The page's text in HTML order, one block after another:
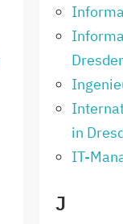
in
IT-
J